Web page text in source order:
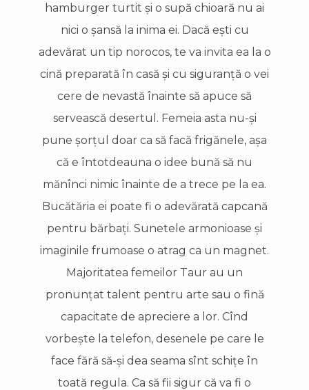
hamburger turtit şi o supă chioară nu ai
nici o şansă la inima ei. Dacă eşti cu
adevărat un tip norocos, te va invita ea la o
cină preparată în casă şi cu siguranţă o vei
cere de nevastă înainte să apuce să
servească desertul. Femeia asta nu-şi
pune şorţul doar ca să facă frigănele, aşa
că e întotdeauna o idee bună să nu
mănînci nimic înainte de a trece pe la ea.
Bucătăria ei poate fi o adevărată capcană
pentru bărbaţi. Sunetele armonioase şi
imaginile frumoase o atrag ca un magnet.
Majoritatea femeilor Taur au un
pronunţat talent pentru arte sau o fină
capacitate de apreciere a lor. Cînd
vorbeşte la telefon, desenele pe care le
face fără să-şi dea seama sînt schiţe în
toată regula. Ca să fii sigur că va fi o